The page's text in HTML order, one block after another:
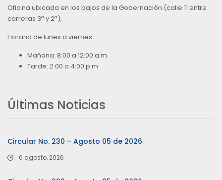
Oficina ubicada en los bajos de la Gobernación (calle 11 entre
carreras 3ª y 2ª),
Horario de lunes a viernes
Mañana: 8:00 a 12:00 a.m.
Tarde: 2:00 a 4:00 p.m
Últimas Noticias
Circular No. 230 – Agosto 05 de 2026
6 agosto, 2026